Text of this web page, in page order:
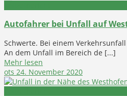
Autofahrer bei Unfall auf
Schwerte. Bei einem
An dem Unfall im Bereich de [...]
Mehr lesen
ots 24. November 2020